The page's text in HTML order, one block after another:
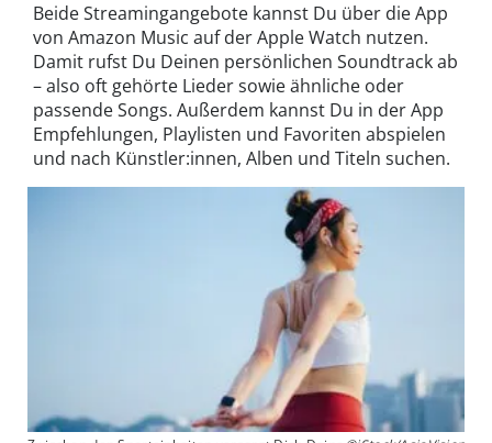
Beide Streamingangebote kannst Du über die App
von Amazon Music auf der Apple Watch nutzen.
Damit rufst Du Deinen persönlichen Soundtrack ab
– also oft gehörte Lieder sowie ähnliche oder
passende Songs. Außerdem kannst Du in der App
Empfehlungen, Playlisten und Favoriten abspielen
und nach Künstler:innen, Alben und Titeln suchen.